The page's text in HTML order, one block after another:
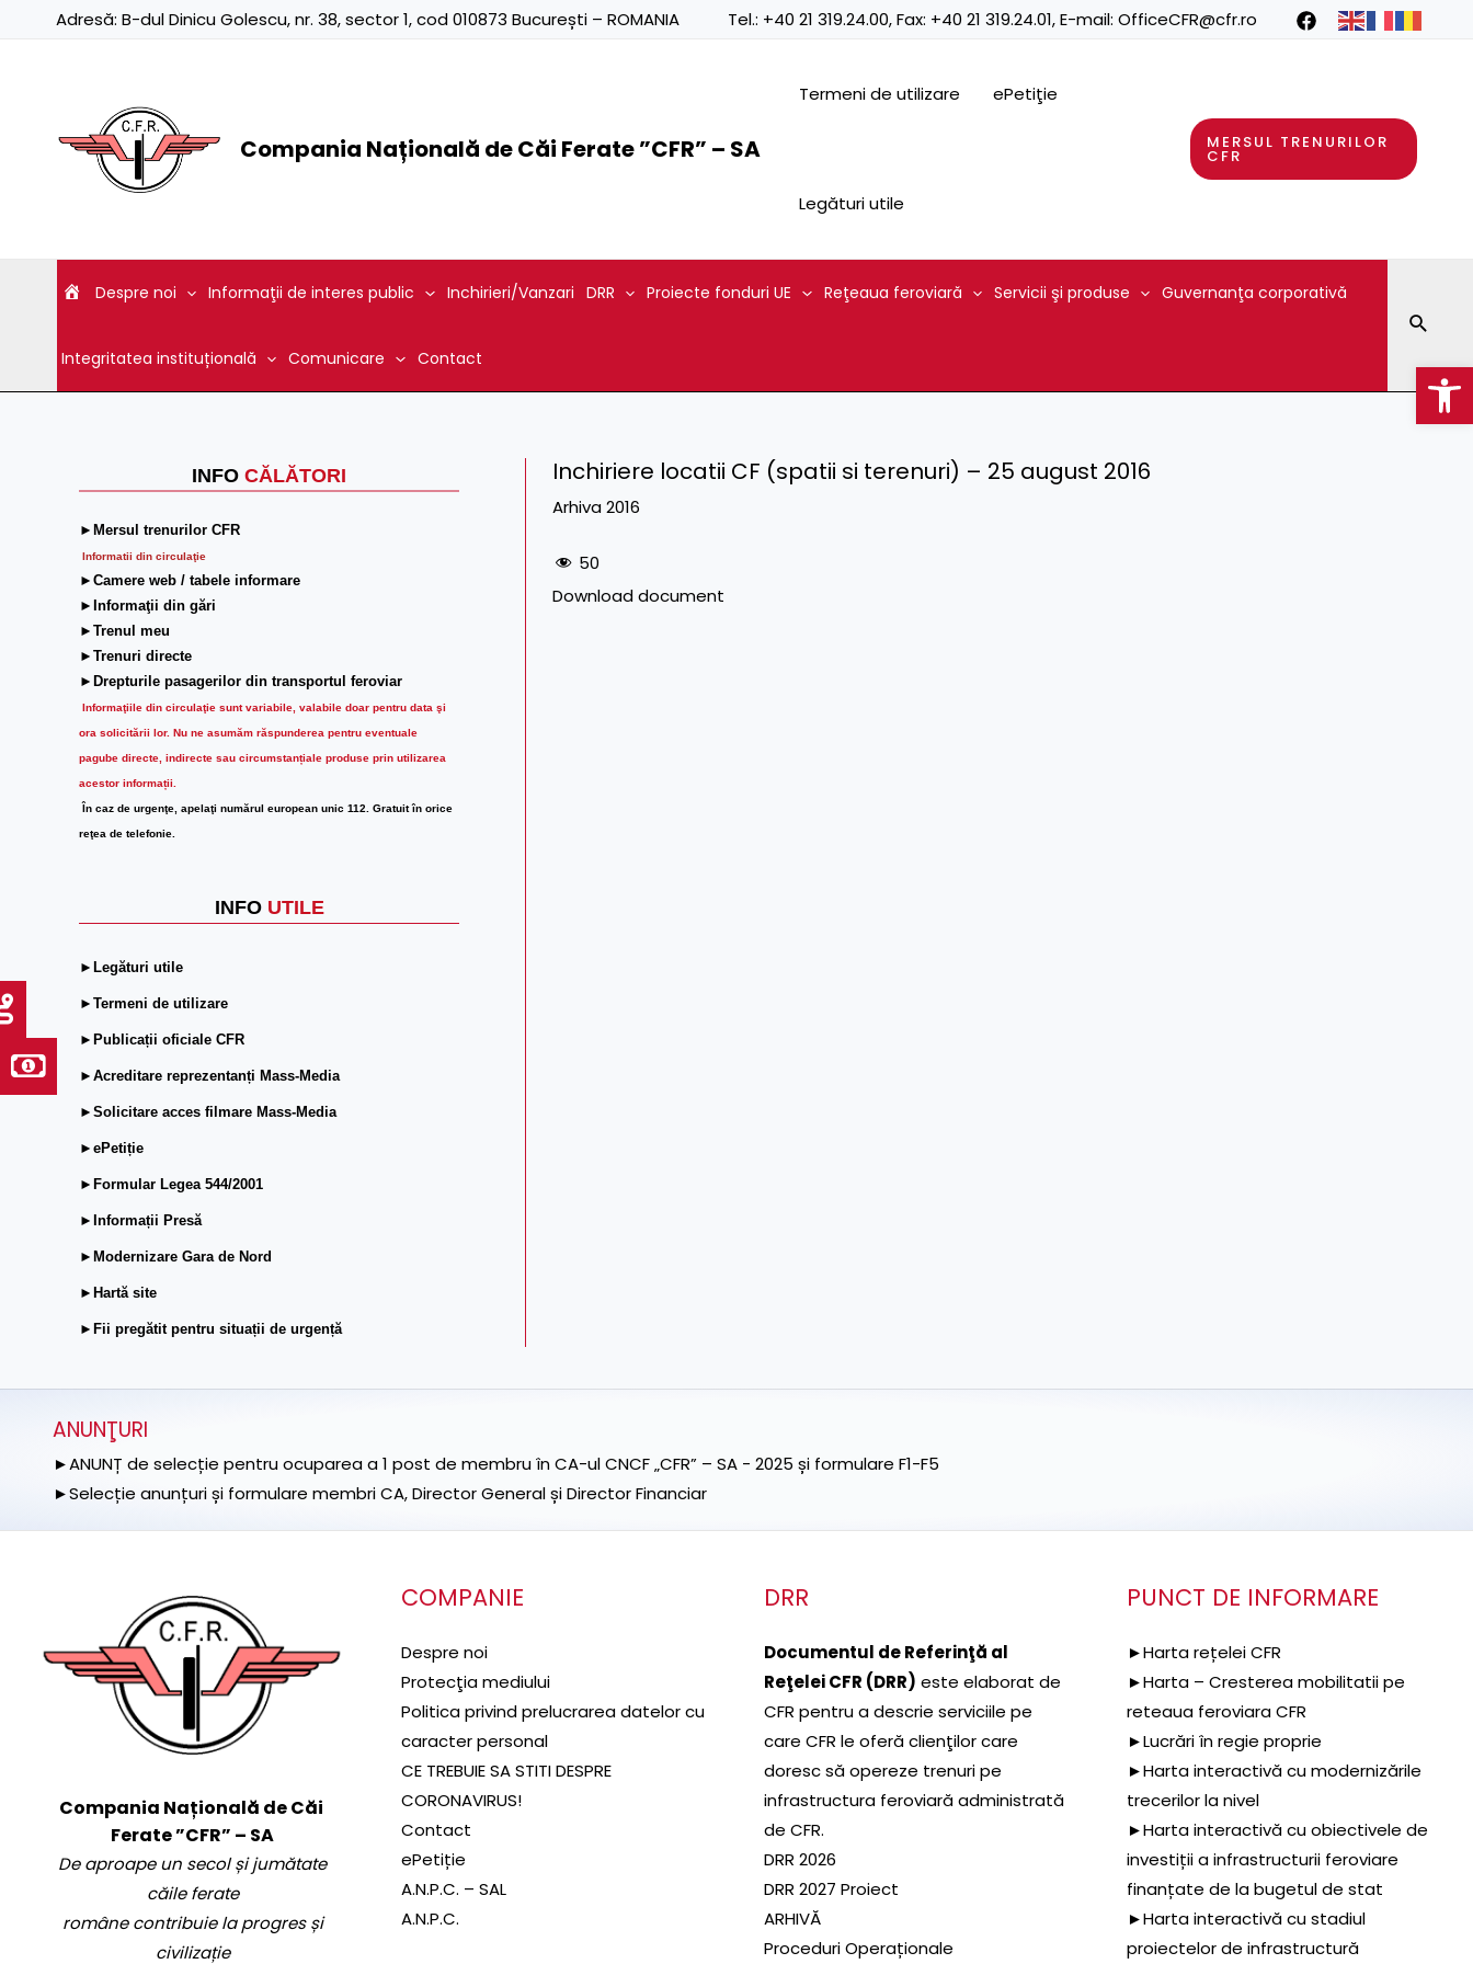
Adresă: B-dul Dinicu Golescu, nr. 38, sector 1, cod 010873 București – ROMANIA Tel.: +40 21 319.24.00, Fax: +40 21 319.24.01, E-mail: OfficeCFR@cfr.ro
Compania Națională de Căi Ferate ”CFR” – SA
Termeni de utilizare ePetiţie
Legături utile
MERSUL TRENURILOR
CFR
Despre noi Informaţii de interes public Inchirieri/Vanzari DRR Proiecte fonduri UE Reţeaua feroviară Servicii şi produse Guvernanţa corporativă
Integritatea instituțională Comunicare Contact
INFO CĂLĂTORI
►Mersul trenurilor CFR
Informatii din circulaţie
►Camere web / tabele informare
►Informaţii din gări
►Trenul meu
►Trenuri directe
►Drepturile pasagerilor din transportul feroviar
Informaţiile din circulaţie sunt variabile, valabile doar pentru data şi
ora solicitării lor. Nu ne asumăm răspunderea pentru eventuale
pagube directe, indirecte sau circumstanțiale produse prin utilizarea
acestor informații.
În caz de urgenţe, apelaţi numărul european unic 112. Gratuit în orice
reţea de telefonie.
INFO UTILE
►Legături utile
►Termeni de utilizare
►Publicații oficiale CFR
►Acreditare reprezentanți Mass-Media
►Solicitare acces filmare Mass-Media
►ePetiție
►Formular Legea 544/2001
►Informații Presă
►Modernizare Gara de Nord
►Hartă site
►Fii pregătit pentru situații de urgență
Inchiriere locatii CF (spatii si terenuri) – 25 august 2016
Arhiva 2016
50
Download document
ANUNŢURI
►ANUNȚ de selecție pentru ocuparea a 1 post de membru în CA-ul CNCF „CFR” – SA - 2025 și formulare F1-F5
►Selecție anunțuri și formulare membri CA, Director General și Director Financiar
Compania Națională de Căi
Ferate ”CFR” – SA
De aproape un secol și jumătate
căile ferate
române contribuie la progres și
civilizație
COMPANIE
Despre noi
Protecţia mediului
Politica privind prelucrarea datelor cu
caracter personal
CE TREBUIE SA STITI DESPRE
CORONAVIRUS!
Contact
ePetiție
A.N.P.C. – SAL
A.N.P.C.
DRR
Documentul de Referinţă al
Reţelei CFR (DRR) este elaborat de
CFR pentru a descrie serviciile pe
care CFR le oferă clienţilor care
doresc să opereze trenuri pe
infrastructura feroviară administrată
de CFR.
DRR 2026
DRR 2027 Proiect
ARHIVĂ
Proceduri Operaționale
PUNCT DE INFORMARE
►Harta rețelei CFR
►Harta – Cresterea mobilitatii pe
reteaua feroviara CFR
►Lucrări în regie proprie
►Harta interactivă cu modernizările
trecerilor la nivel
►Harta interactivă cu obiectivele de
investiții a infrastructurii feroviare
finanțate de la bugetul de stat
►Harta interactivă cu stadiul
proiectelor de infrastructură